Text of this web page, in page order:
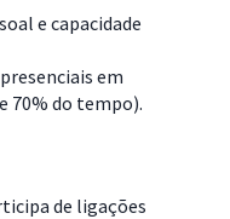
e capacidade
em
70% do tempo).
de ligações